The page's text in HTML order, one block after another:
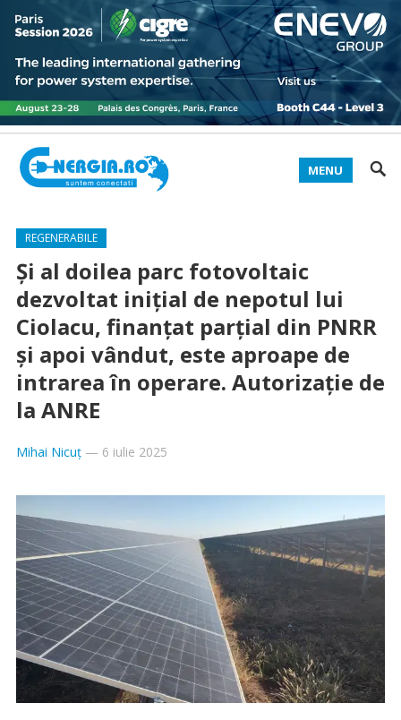
MENU
REGENERABILE
Și al doilea parc fotovoltaic
dezvoltat inițial de nepotul lui
Ciolacu, finanțat parțial din PNRR
și apoi vândut, este aproape de
intrarea în operare. Autorizație de
la ANRE
Mihai Nicuț— 6 iulie 2025